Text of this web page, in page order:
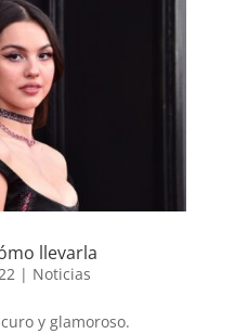
llevarla
| Noticias
y glamoroso.